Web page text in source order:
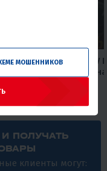
PROMAX ADV
предложение на
2026
ПОЛУЧАТЬ
клиенты могут:
МОШЕННИКОВ